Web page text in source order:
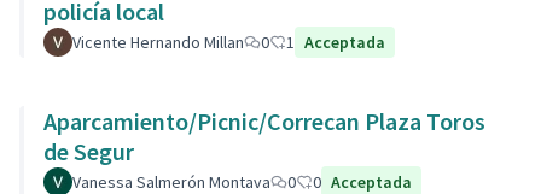
policía local
Vicente Hernando Millan 0 1 Acceptada
Aparcamiento/Picnic/Correcan Plaza Toros
de Segur
Vanessa Salmerón Montava 0 0 Acceptada